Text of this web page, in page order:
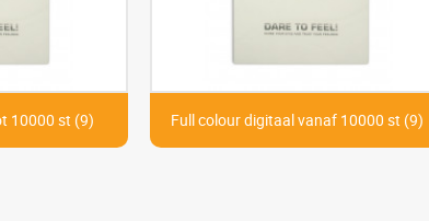
10000 st (9) Full colour digitaal vanaf 10000 st (9)